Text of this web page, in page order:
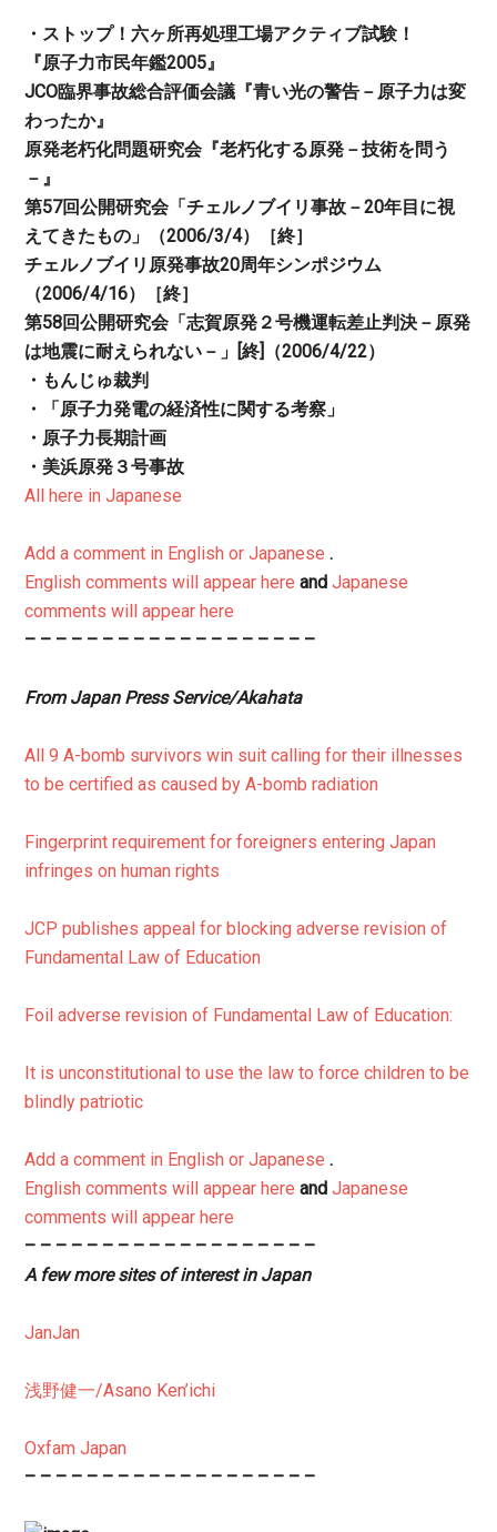
・ストップ！六ヶ所再処理工場アクティブ試験！
『原子力市民年鑑2005』
JCO臨界事故総合評価会議『青い光の警告－原子力は変
わったか』
原発老朽化問題研究会『老朽化する原発－技術を問う
－』
第57回公開研究会「チェルノブイリ事故－20年目に視
えてきたもの」（2006/3/4）［終］
チェルノブイリ原発事故20周年シンポジウム
（2006/4/16）［終］
第58回公開研究会「志賀原発２号機運転差止判決－原発
は地震に耐えられない－」[終]（2006/4/22）
・もんじゅ裁判
・「原子力発電の経済性に関する考察」
・原子力長期計画
・美浜原発３号事故
All here in Japanese
Add a comment in English or Japanese.
English comments will appear here andJapanese
comments will appear here
– – – – – – – – – – – – – – – – – – –
From Japan Press Service/Akahata
All 9 A-bomb survivors win suit calling for their illnesses
to be certified as caused by A-bomb radiation
Fingerprint requirement for foreigners entering Japan
infringes on human rights
JCP publishes appeal for blocking adverse revision of
Fundamental Law of Education
Foil adverse revision of Fundamental Law of Education:
It is unconstitutional to use the law to force children to be
blindly patriotic
Add a comment in English or Japanese.
English comments will appear here andJapanese
comments will appear here
– – – – – – – – – – – – – – – – – – –
A few more sites of interest in Japan
JanJan
浅野健一/Asano Ken’ichi
Oxfam Japan
– – – – – – – – – – – – – – – – – – –